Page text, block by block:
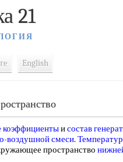
21
English
коэффициентыисостав
воздушной смеси.
пространство